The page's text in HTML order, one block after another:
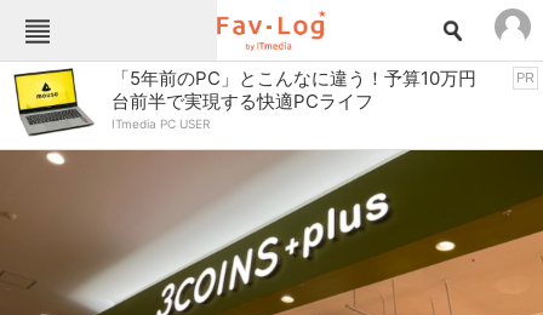
Fav-Logカテゴリー一覧
TOP アウトドア用品
インテリア・収納 おもちゃ・ホビー
キッチン家電
ゲーム
コンテンツ・サービス スイーツ・お菓子
「5年前のPC」とこんなに違う！予算10万円
台前半で実現する快適PCライフ
ITmedia PC USER
PR